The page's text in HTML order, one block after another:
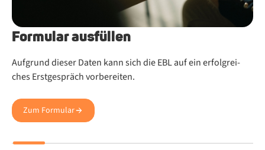
Formular ausfüllen
Auf­grund die­ser Da­ten kann sich die EBL auf ein er­folg­rei­
ches Erst­ge­spräch vor­be­rei­ten.
Zum Formular